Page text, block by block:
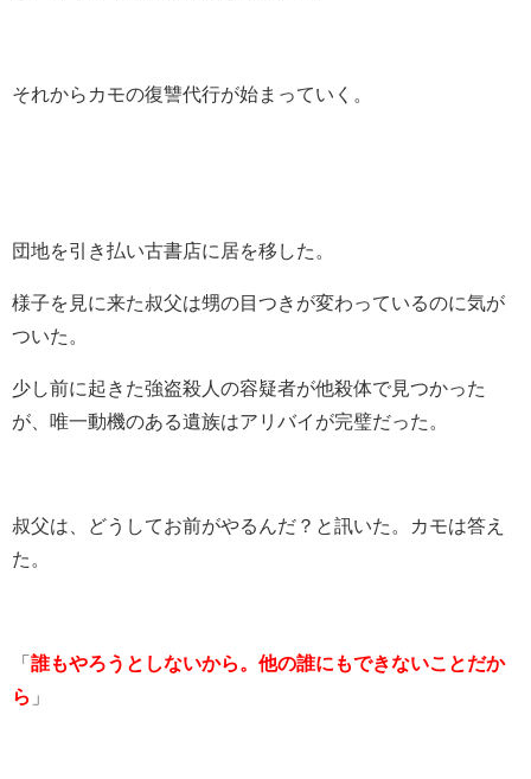
それからカモの復讐代行が始まっていく。
団地を引き払い古書店に居を移した。
様子を見に来た叔父は甥の目つきが変わっているのに気が
ついた。
少し前に起きた強盗殺人の容疑者が他殺体で見つかった
が、唯一動機のある遺族はアリバイが完璧だった。
叔父は、どうしてお前がやるんだ？と訊いた。カモは答え
た。
「 誰もやろうとしないから。他の誰にもできないことだか
ら 」